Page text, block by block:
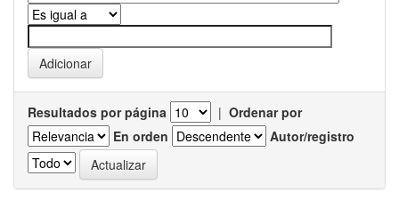
Resultados por página | Ordenar por
En orden
Autor/registro